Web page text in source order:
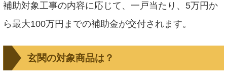
補助対象工事の内容に応じて、一戸当たり、5万円か
ら最大100万円までの補助金が交付されます。
玄関の対象商品は？